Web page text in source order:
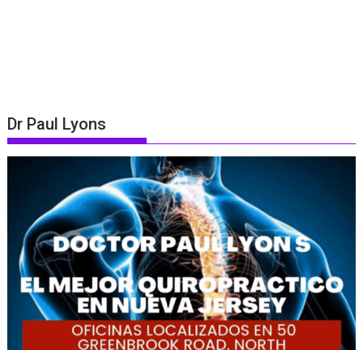
Dr Paul Lyons